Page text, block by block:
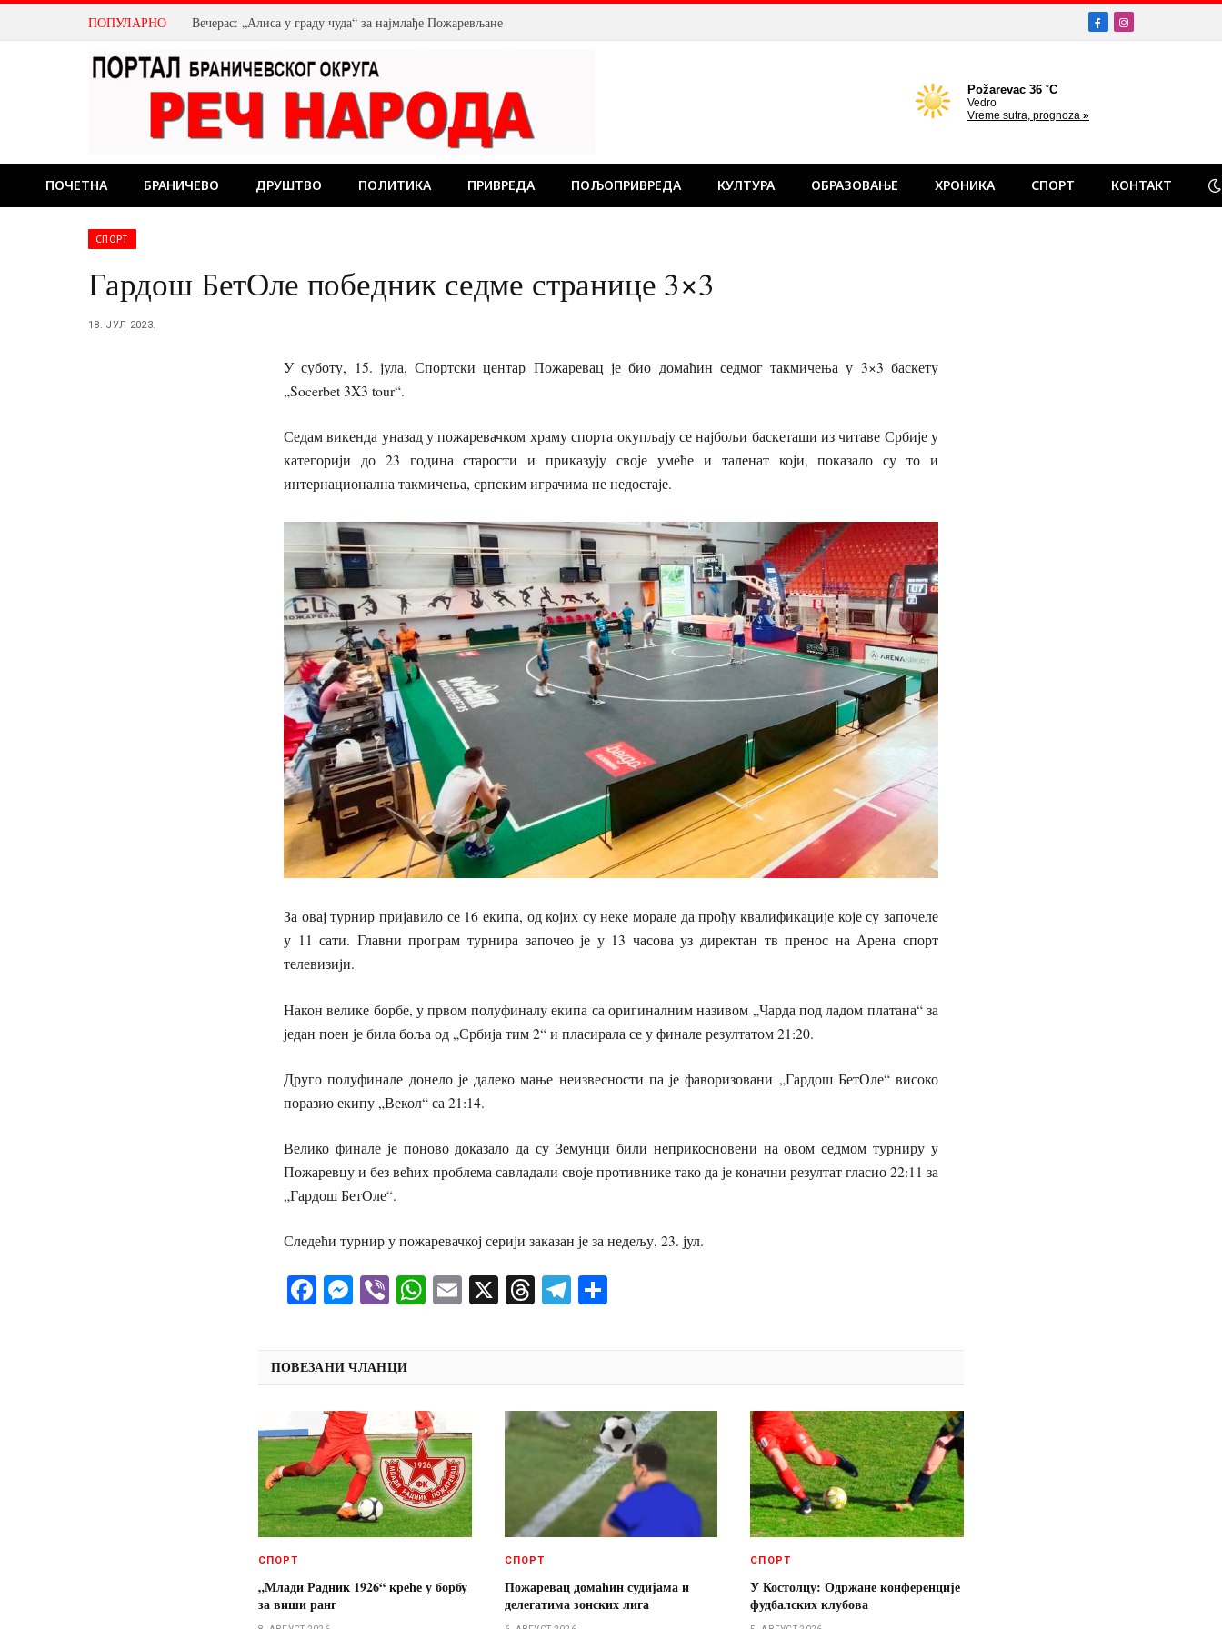
ПОПУЛАРНО Вечерас: „Алиса у граду чуда“ за најмлађе Пожаревљане FacebookInstagram
ПОЧЕТНА БРАНИЧЕВО ДРУШТВО ПОЛИТИКА ПРИВРЕДА ПОЉОПРИВРЕДА КУЛТУРА ОБРАЗОВАЊЕ ХРОНИКА СПОРТ КОНТАКТ
СПОРТ
Гардош БетОле победник седме странице 3×3
18. ЈУЛ 2023.
У суботу, 15. јула, Спортски центар Пожаревац је био домаћин седмог такмичења у 3×3 баскету
„Socerbet 3X3 tour“.
Седам викенда уназад у пожаревачком храму спорта окупљају се најбољи баскеташи из читаве Србије у
категорији до 23 година старости и приказују своје умеће и таленат који, показало су то и
интернационална такмичења, српским играчима не недостаје.
За овај турнир пријавило се 16 екипа, од којих су неке морале да прођу квалификације које су започеле
у 11 сати. Главни програм турнира започео је у 13 часова уз директан тв пренос на Арена спорт
телевизији.
Након велике борбе, у првом полуфиналу екипа са оригиналним називом „Чарда под ладом платана“ за
један поен је била боља од „Србија тим 2“ и пласирала се у финале резултатом 21:20.
Друго полуфинале донело је далеко мање неизвесности па је фаворизовани „Гардош БетОле“ високо
поразио екипу „Векол“ са 21:14.
Велико финале је поново доказало да су Земунци били неприкосновени на овом седмом турниру у
Пожаревцу и без већих проблема савладали своје противнике тако да је коначни резултат гласио 22:11 за
„Гардош БетОле“.
Следећи турнир у пожаревачкој серији заказан је за недељу, 23. јул.
Facebook
Messenger
ViberWhatsApp
Email
X ThreadsTelegram
ПОВЕЗАНИ ЧЛАНЦИ
СПОРТ
„Млади Радник 1926“ креће у борбу
за виши ранг
СПОРТ
Пожаревац домаћин судијама и
делегатима зонских лига
СПОРТ
У Костолцу: Одржане конференције
фудбалских клубова